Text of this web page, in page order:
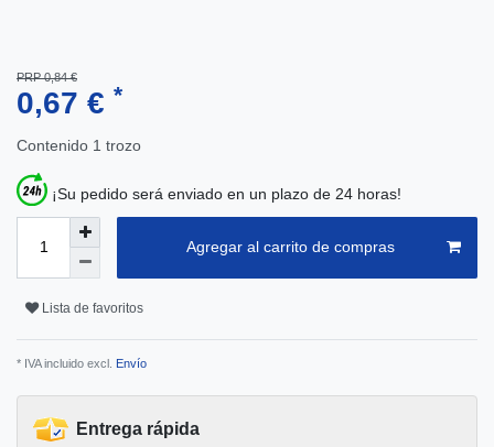
PRP 0,84 €
0,67 € *
Contenido 1 trozo
¡Su pedido será enviado en un plazo de 24 horas!
Agregar al carrito de compras
Lista de favoritos
* IVA incluido excl. Envío
Entrega rápida